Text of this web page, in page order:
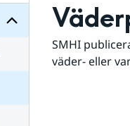
SMHI
väder- eller